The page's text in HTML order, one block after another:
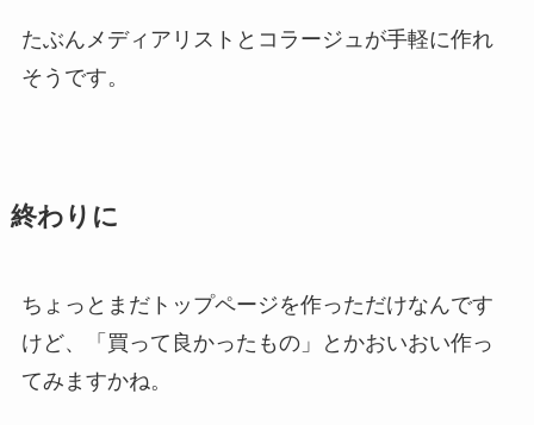
たぶんメディアリストとコラージュが手軽に作れ
そうです。
終わりに
ちょっとまだトップページを作っただけなんです
けど、「買って良かったもの」とかおいおい作っ
てみますかね。